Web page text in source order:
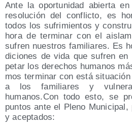
Ante la opor­tu­ni­dad abier­ta
reso­lu­ción del con­flic­to, es
todos los sufri­mien­tos y
hora de ter­mi­nar con el
sufren nues­tros fami­lia­res. Es
di­cio­nes de vida que sufren
pe­tar los dere­chos huma­nos
mos ter­mi­nar con está
a los fami­lia­res y vul­ne­ra
humanos.Con todo esto, se
pun­tos ante el Pleno
y aceptados: